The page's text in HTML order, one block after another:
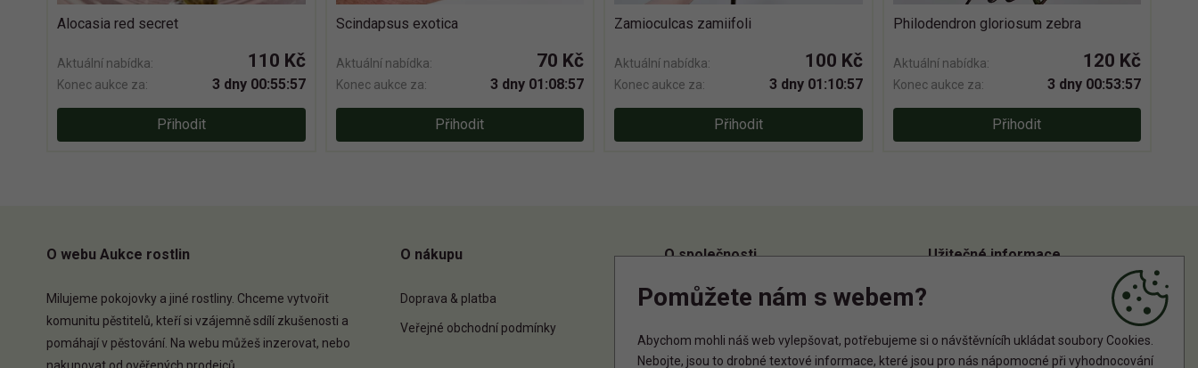
Alocasia red secret
Aktuální nabídka: 110 Kč
Konec aukce za: 3 dny 00:55:56
Přihodit
Scindapsus exotica
Aktuální nabídka: 70 Kč
Konec aukce za: 3 dny 01:08:56
Přihodit
Zamioculcas zamiifoli
Aktuální nabídka: 100 Kč
Konec aukce za: 3 dny 01:10:56
Přihodit
Philodendron gloriosum zebra
Aktuální nabídka: 120 Kč
Konec aukce za: 3 dny 00:53:56
Přihodit
O webu Aukce rostlin
Milujeme pokojovky a jiné rostliny. Chceme vytvořit
komunitu pěstitelů, kteří si vzájemně sdílí zkušenosti a
pomáhají v pěstování. Na webu můžeš inzerovat, nebo
nakupovat od ověřených prodejců.
O nákupu
Doprava & platba
Veřejné obchodní podmínky
O společnosti
O nás
Užitečné informace
Informace o zpracování osobních údajů
Pomůžete nám s webem?
Abychom mohli náš web vylepšovat, potřebujeme si o návštěvnícíh ukládat soubory Cookies.
Nebojte, jsou to drobné textové informace, které jsou pro nás nápomocné při vyhodnocování